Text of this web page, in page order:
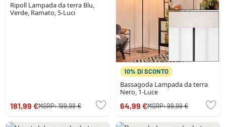
Ripoll Lampada da terra Blu,
Verde, Ramato, 5-Luci
181,99 €MSRP:199,99 €
10% DI SCONTO
Bassagoda Lampada da terra
Nero, 1-Luce
64,99 €MSRP:99,99 €